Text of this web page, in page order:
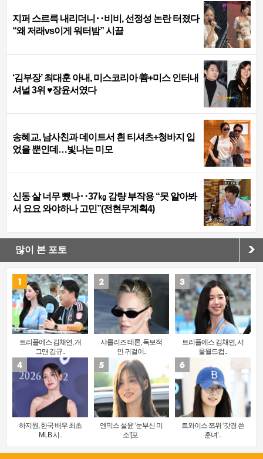
지퍼 스르륵 내리더니‥비비, 선정성 논란 터졌다
“왜 저래vs이게 워터밤” 시끌
‘김부장’ 최대훈 아내, 미스코리아 善+미스 인터내
셔널 3위 ♥장윤서였다
송혜교, 남사친과 데이트서 흰 티셔츠+청바지 입
었을 뿐인데…빛나는 미모
신동 살 너무 뺐나‥37㎏ 감량 부작용 “못 알아봐
서 요요 와야하나 고민”(전현무계획4)
많이 본 포토
트리플에스 김채연, 개
그맨 김규..
샤를리즈 테론, 독보적
인 귀걸이..
트리플에스 김채연, 서
울월드컵..
하지원, 한국 배우 최초
MLB 시..
엔믹스 설윤 ‘눈부신 미
소’[포..
트와이스 쯔위 ‘갓경 쓴
훈녀’..